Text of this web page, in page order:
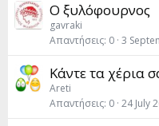
Ο ξυλόφουρνος
gavraki
Απαντήσεις 0 3
Κάντε τα χέρια
Areti
Απαντήσεις 0 24 July